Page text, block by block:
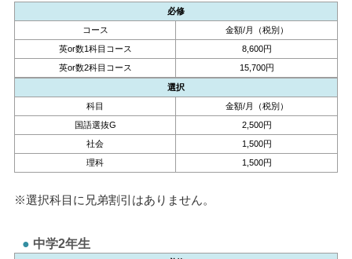
必修
コース
金額/月（税別）
英or数1科目コース
8,600円
英or数2科目コース
15,700円
選択
科目
金額/月（税別）
国語選抜G
2,500円
社会
1,500円
理科
1,500円
※選択科目に兄弟割引はありません。
中学2年生